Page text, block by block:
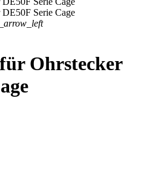
Ohrstecker